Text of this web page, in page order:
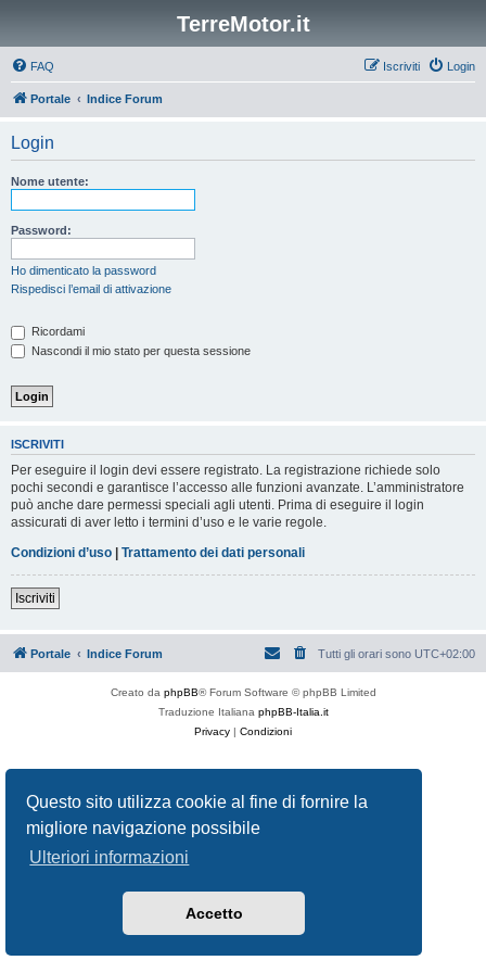
Questo sito utilizza cookie al fine di fornire la
migliore navigazione possibile
Ulteriori informazioni
Accetto
TerreMotor.it
FAQ Login
Iscriviti
Portale Indice Forum
Login
Nome utente:
Password:
Ho dimenticato la password
Rispedisci l’email di attivazione
Ricordami
Nascondi il mio stato per questa sessione
ISCRIVITI
Per eseguire il login devi essere registrato. La registrazione richiede solo
pochi secondi e garantisce l’accesso alle funzioni avanzate. L’amministratore
può anche dare permessi speciali agli utenti. Prima di eseguire il login
assicurati di aver letto i termini d’uso e le varie regole.
Condizioni d’uso | Trattamento dei dati personali
Iscriviti
Portale Indice Forum Tutti gli orari sono UTC+02:00
Creato da phpBB® Forum Software © phpBB Limited
Traduzione Italiana phpBB-Italia.it
Privacy | Condizioni